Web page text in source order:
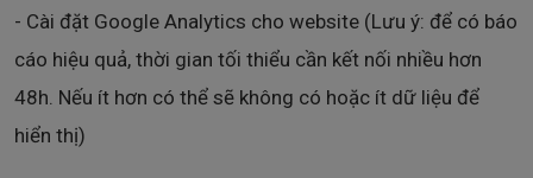
- Cài đặt Google Analytics cho website (Lưu ý: để có báo
cáo hiệu quả, thời gian tối thiểu cần kết nối nhiều hơn
48h. Nếu ít hơn có thể sẽ không có hoặc ít dữ liệu để
hiển thị)